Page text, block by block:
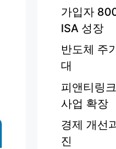
가입자
ISA 성장
반도체 주
대
피앤티링
사업 확장
경제 개선
진